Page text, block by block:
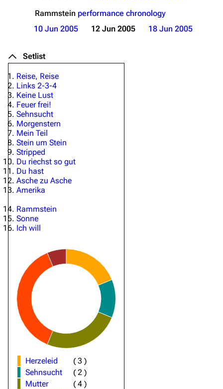
Rammstein performance chronology
10 Jun 2005
12 Jun 2005 18 Jun 2005
Setlist
Reise, Reise
Links 2-3-4
Keine Lust
Feuer frei!
Sehnsucht
Morgenstern
Mein Teil
Stein um Stein
Stripped
Du riechst so gut
Du hast
Asche zu Asche
Amerika
Rammstein
Sonne
Ich will
Herzeleid (3 )
Sehnsucht
(2 )
Mutter
(4 )